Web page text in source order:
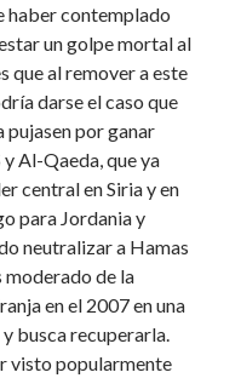
haber contemplado
un golpe mortal al
que al remover a este
darse el caso que
pujasen por ganar
Al-Qaeda, que ya
central en Siria y en
para Jordania y
neutralizar a Hamas
de la
en el 2007 en una
busca recuperarla.
visto popularmente